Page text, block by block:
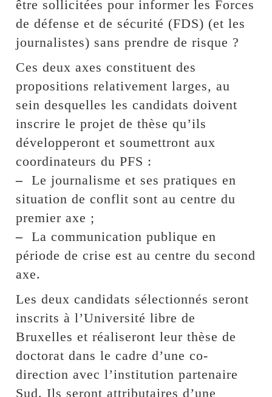
être sollicitées pour informer les Forces
de défense et de sécurité (FDS) (et les
journalistes) sans prendre de risque ?
Ces deux axes constituent des
propositions relativement larges, au
sein desquelles les candidats doivent
inscrire le projet de thèse qu’ils
développeront et soumettront aux
coordinateurs du PFS :
– Le journalisme et ses pratiques en
situation de conflit sont au centre du
premier axe ;
– La communication publique en
période de crise est au centre du second
axe.
Les deux candidats sélectionnés seront
inscrits à l’Université libre de
Bruxelles et réaliseront leur thèse de
doctorat dans le cadre d’une co-
direction avec l’institution partenaire
Sud. Ils seront attributaires d’une